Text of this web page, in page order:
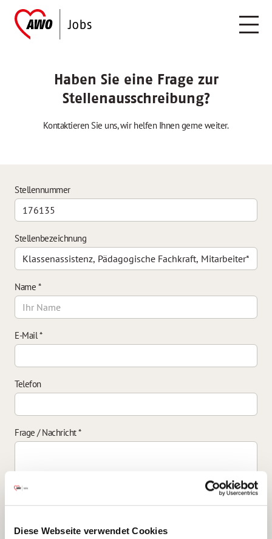
Diese Webseite verwendet Cookies
Haben Sie eine Frage zur
Stellenausschreibung?
Kontaktieren Sie uns, wir helfen Ihnen gerne weiter.
Stellennummer
Stellenbezeichnung
Name *
E-Mail*
Telefon
Frage / Nachricht*